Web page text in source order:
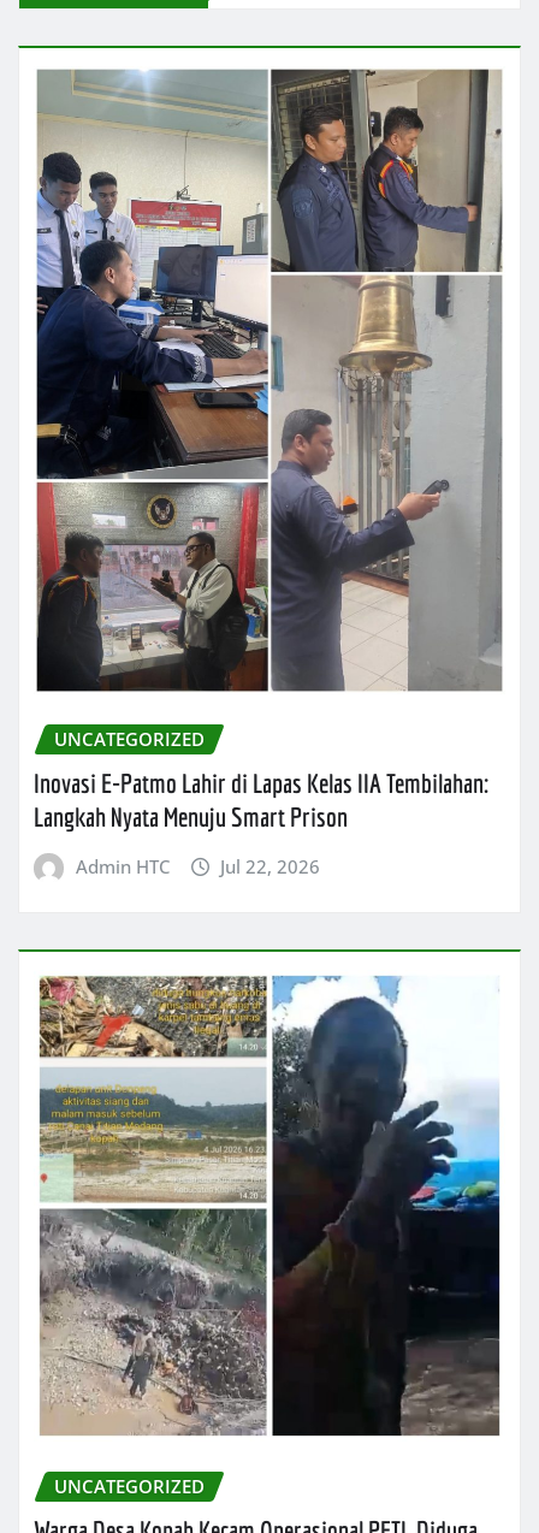
UNCATEGORIZED
Inovasi E-Patmo Lahir di Lapas Kelas IIA Tembilahan:
Langkah Nyata Menuju Smart Prison
Admin HTC Jul 22, 2026
UNCATEGORIZED